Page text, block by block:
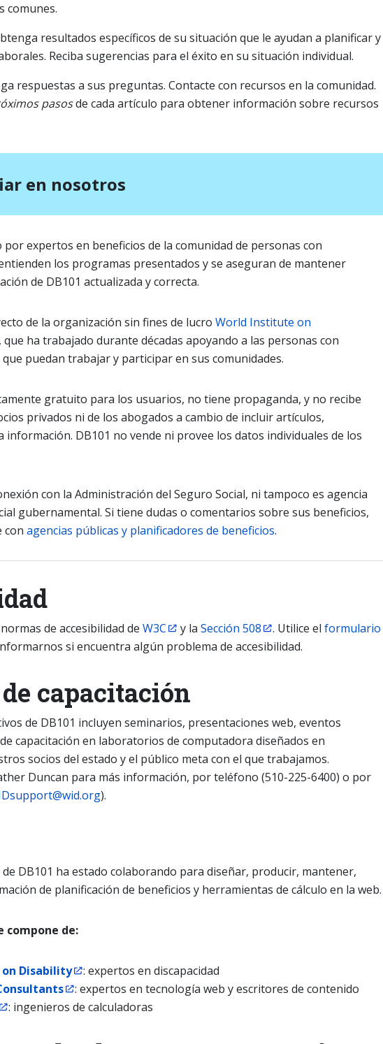
comunes.
resultados específicos de su situación que le ayudan a planificar y
Reciba sugerencias para el éxito en su situación individual.
respuestas a sus preguntas. Contacte con recursos en la comunidad.
pasosde cada artículo para obtener información sobre recursos
en nosotros
por expertos en beneficios de la comunidad de personas con
los programas presentados y se aseguran de mantener
de DB101 actualizada y correcta.
de la organización sin fines de lucro World Institute on
que ha trabajado durante décadas apoyando a las personas con
que puedan trabajar y participar en sus comunidades.
gratuito para los usuarios, no tiene propaganda, y no recibe
privados ni de los abogados a cambio de incluir artículos,
información. DB101 no vende ni provee los datos individuales de los
con la Administración del Seguro Social, ni tampoco es agencia
gubernamental. Si tiene dudas o comentarios sobre sus beneficios,
con agencias públicas y planificadores de beneficios.
de accesibilidad de W3C y la Sección 508 . Utilice el formulario
si encuentra algún problema de accesibilidad.
capacitación
de DB101 incluyen seminarios, presentaciones web, eventos
capacitación en laboratorios de computadora diseñados en
socios del estado y el público meta con el que trabajamos.
Duncan para más información, por teléfono (510-225-6400) o por
).
de DB101 ha estado colaborando para diseñar, producir, mantener,
de planificación de beneficios y herramientas de cálculo en la web.
compone de:
Disability
: expertos en discapacidad
: expertos en tecnología web y escritores de contenido
: ingenieros de calculadoras